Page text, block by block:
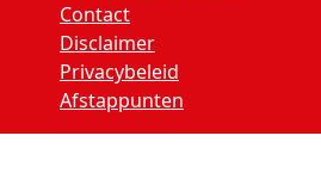
Contact
Disclaimer
Privacybeleid
Afstappunten